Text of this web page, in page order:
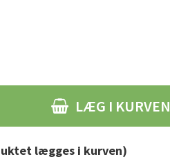
LÆG I KURVEN
lægges i kurven)